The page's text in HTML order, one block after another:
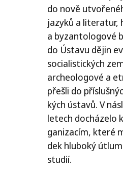
do nově
jazy­ků a lite­ra­tur,
a byzan­to­lo­go­vé
do Ústavu dějin
soci­a­lis­tic­kých
arche­o­lo­go­vé a
pře­šli do
kých ústa­vů. V
letech dochá­ze­lo
ga­ni­za­cím, kte­ré
dek hlu­bo­ký
studií.